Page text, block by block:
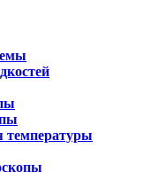
температуры